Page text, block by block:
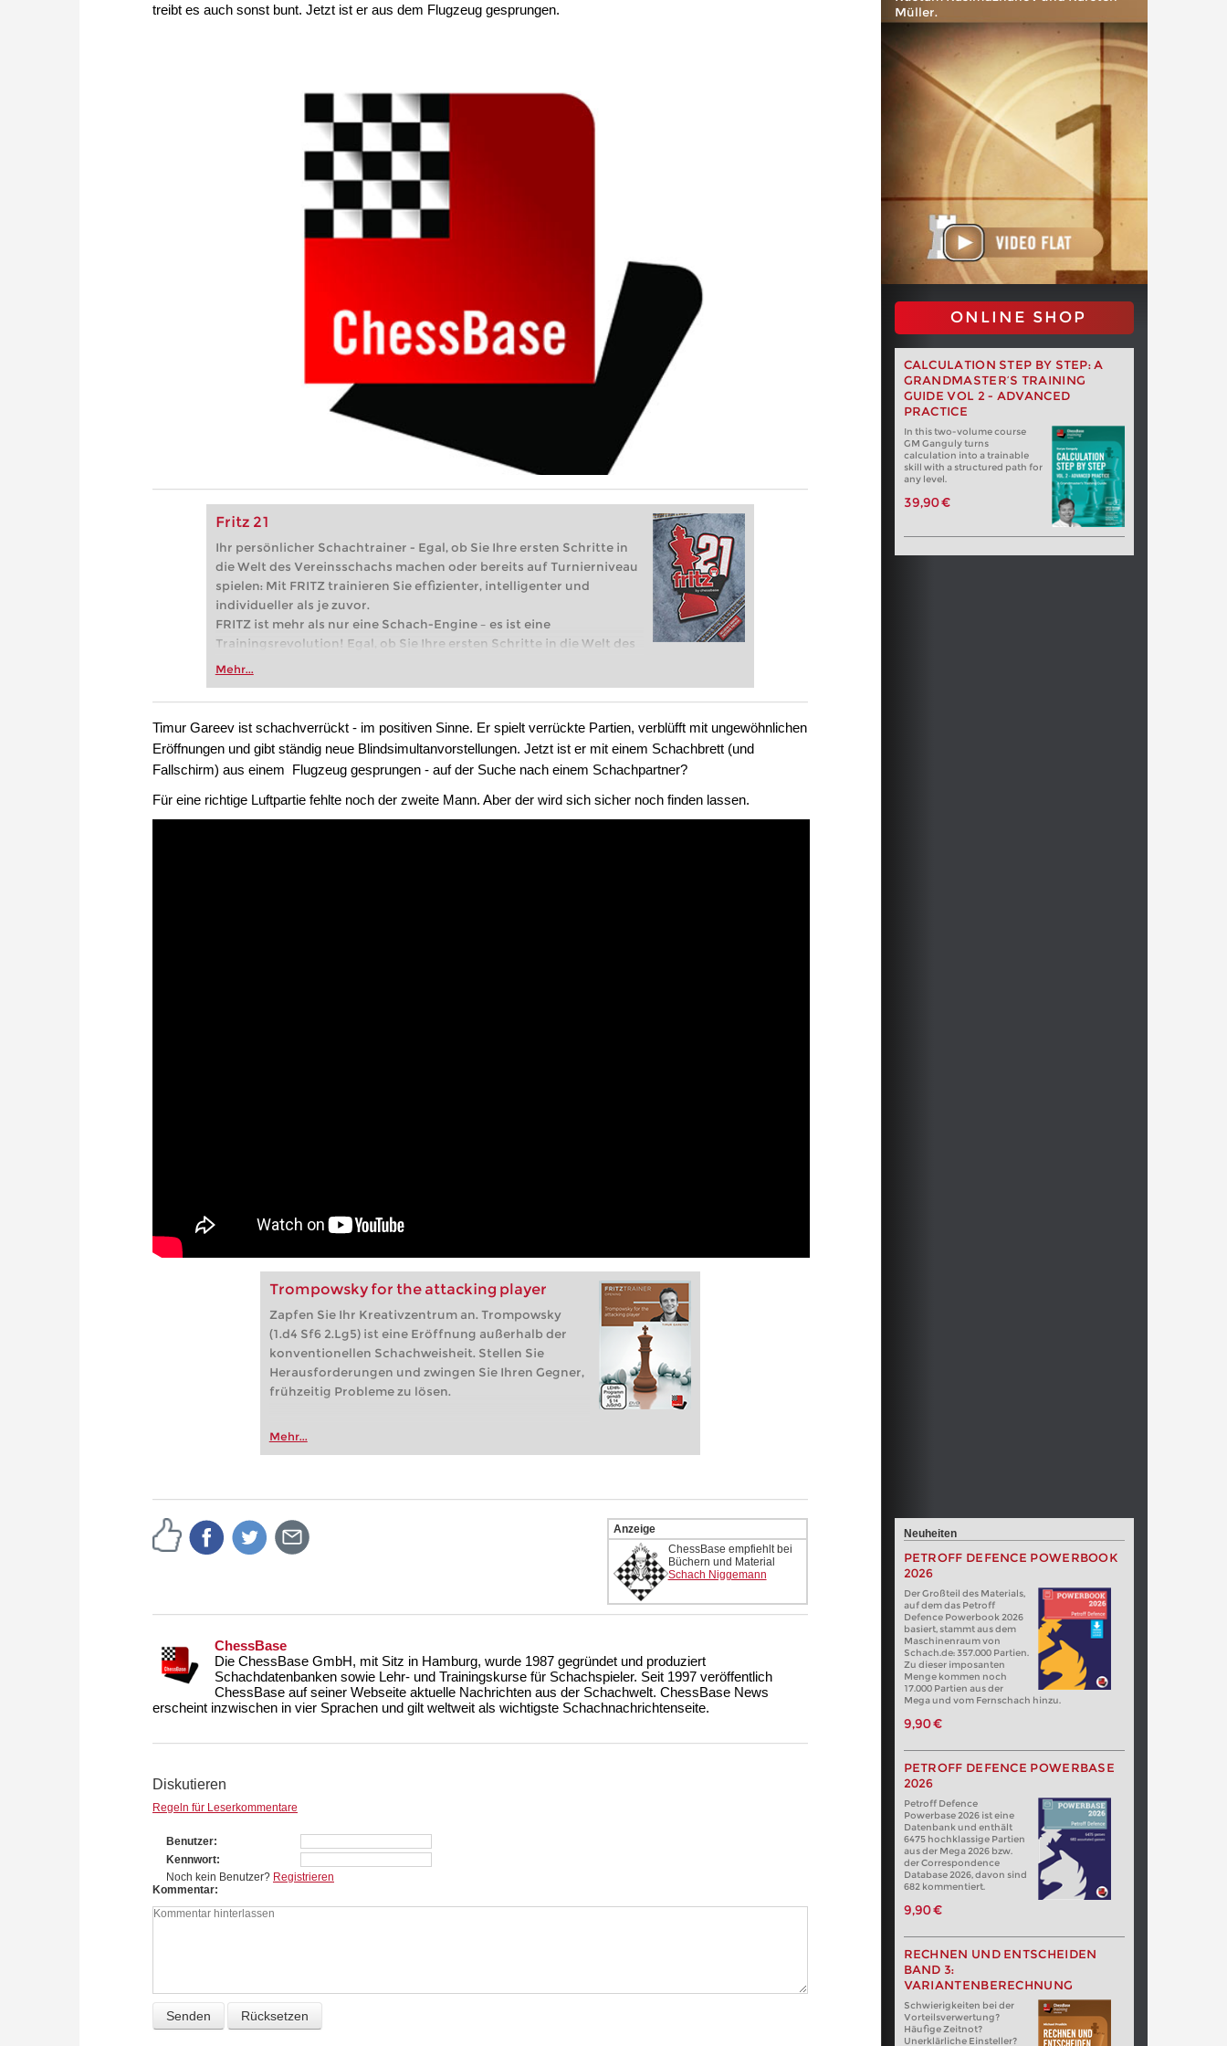
treibt es auch sonst bunt. Jetzt ist er aus dem Flugzeug gesprungen.
Fritz 21
Ihr persönlicher Schachtrainer - Egal, ob Sie Ihre ersten Schritte in
die Welt des Vereinsschachs machen oder bereits auf Turnierniveau
spielen: Mit FRITZ trainieren Sie effizienter, intelligenter und
individueller als je zuvor.
FRITZ ist mehr als nur eine Schach-Engine – es ist eine
Trainingsrevolution! Egal, ob Sie Ihre ersten Schritte in die Welt des
Vereinsschachs machen oder bereits auf Turnierniveau spielen: Mit
zuvor.
Mehr...
Müller.
ONLINE SHOP
CALCULATION STEP BY STEP: A
GRANDMASTER’S TRAINING
GUIDE VOL 2 - ADVANCED
PRACTICE
In this two-volume course
GM Ganguly turns
calculation into a trainable
skill with a structured path for
any level.
39,90 €
Timur Gareev ist schachverrückt - im positiven Sinne. Er spielt verrückte Partien, verblüfft mit ungewöhnlichen
Eröffnungen und gibt ständig neue Blindsimultanvorstellungen. Jetzt ist er mit einem Schachbrett (und
Fallschirm) aus einem Flugzeug gesprungen - auf der Suche nach einem Schachpartner?
Für eine richtige Luftpartie fehlte noch der zweite Mann. Aber der wird sich sicher noch finden lassen.
Trompowsky for the attacking player
Zapfen Sie Ihr Kreativzentrum an. Trompowsky
(1.d4 Sf6 2.Lg5) ist eine Eröffnung außerhalb der
konventionellen Schachweisheit. Stellen Sie
Herausforderungen und zwingen Sie Ihren Gegner,
frühzeitig Probleme zu lösen.
Mehr...
Anzeige
ChessBase empfiehlt bei
Büchern und Material
Schach Niggemann
ChessBase
Die ChessBase GmbH, mit Sitz in Hamburg, wurde 1987 gegründet und produziert
Schachdatenbanken sowie Lehr- und Trainingskurse für Schachspieler. Seit 1997 veröffentlich
ChessBase auf seiner Webseite aktuelle Nachrichten aus der Schachwelt. ChessBase News
erscheint inzwischen in vier Sprachen und gilt weltweit als wichtigste Schachnachrichtenseite.
Diskutieren
Regeln für Leserkommentare
Benutzer
Kennwort
Noch kein Benutzer? Registrieren
Kommentar
Neuheiten
PETROFF DEFENCE POWERBOOK
2026
Der Großteil des Materials,
auf dem das Petroff
Defence Powerbook 2026
basiert, stammt aus dem
Maschinenraum von
Schach.de: 357.000 Partien.
Zu dieser imposanten
Menge kommen noch
17.000 Partien aus der
Mega und vom Fernschach hinzu.
9,90 €
PETROFF DEFENCE POWERBASE
2026
Petroff Defence
Powerbase 2026 ist eine
Datenbank und enthält
6475 hochklassige Partien
aus der Mega 2026 bzw.
der Correspondence
Database 2026, davon sind
682 kommentiert.
9,90 €
RECHNEN UND ENTSCHEIDEN
BAND 3:
VARIANTENBERECHNUNG
Schwierigkeiten bei der
Vorteilsverwertung?
Häufige Zeitnot?
Unerklärliche Einsteller?